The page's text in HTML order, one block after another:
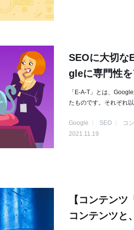
SEOに大切な
gleに専門性
「E-A-T」とは、
たものです。それぞれ
Google SEO
コ
2021.11.19
【コンテン
コンテンツと